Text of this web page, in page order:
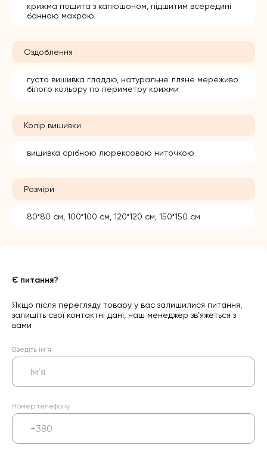
крижма пошита з капюшоном, підшитим всередині
банною махрою
Оздоблення
густа вишивка гладдю, натуральне лляне мереживо
білого кольору по периметру крижми
Колір вишивки
вишивка срібною люрексовою ниточкою
Розміри
80*80 см, 100*100 см, 120*120 см, 150*150 см
Є питання?
Якщо після перегляду товару у вас залишилися питання,
залишіть свої контактні дані, наш менеджер зв’яжеться з
вами
Введіть ім’я
Номер телефону